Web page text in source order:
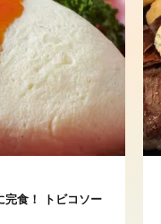
完食！ トビコソー